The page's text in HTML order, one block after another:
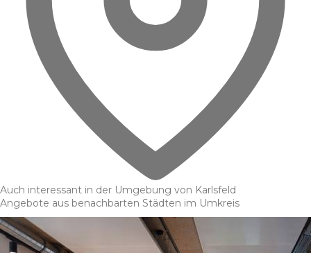
Auch interessant in der Umgebung von Karlsfeld
Angebote aus benachbarten Städten im Umkreis